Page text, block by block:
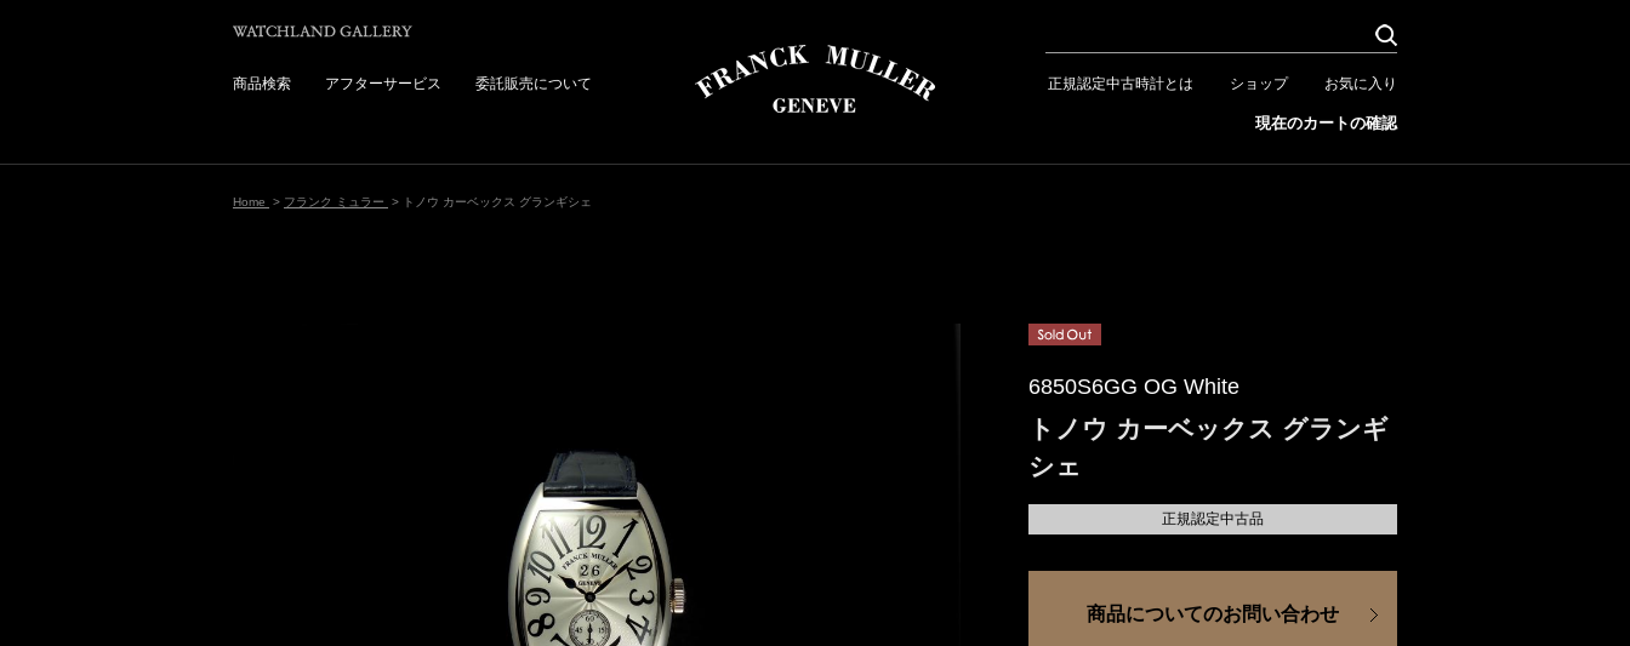
商品検索 アフターサービス 委託販売について 正規認定中古時計とは ショップ お気に入り
現在のカートの確認
Home > フランク ミュラー > トノウ カーベックス グランギシェ
6850S6GG OG White
トノウ カーベックス グランギ
シェ
正規認定中古品
商品についてのお問い合わせ